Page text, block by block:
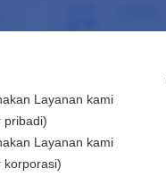
Layanan kami
pribadi)
Layanan kami
korporasi)